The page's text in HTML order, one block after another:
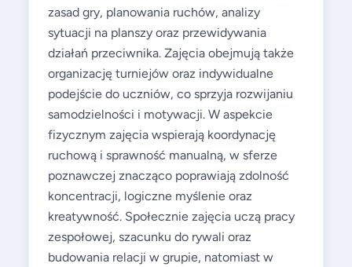
zasad gry, planowania ruchów, analizy
sytuacji na planszy oraz przewidywania
działań przeciwnika. Zajęcia obejmują także
organizację turniejów oraz indywidualne
podejście do uczniów, co sprzyja rozwijaniu
samodzielności i motywacji. W aspekcie
fizycznym zajęcia wspierają koordynację
ruchową i sprawność manualną, w sferze
poznawczej znacząco poprawiają zdolność
koncentracji, logiczne myślenie oraz
kreatywność. Społecznie zajęcia uczą pracy
zespołowej, szacunku do rywali oraz
budowania relacji w grupie, natomiast w